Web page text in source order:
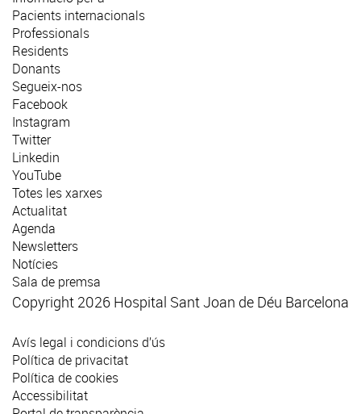
Pacients internacionals
Professionals
Residents
Donants
Segueix-nos
Facebook
Instagram
Twitter
Linkedin
YouTube
Totes les xarxes
Actualitat
Agenda
Newsletters
Notícies
Sala de premsa
Copyright 2026 Hospital Sant Joan de Déu Barcelona
Avís legal i condicions d’ús
Política de privacitat
Política de cookies
Accessibilitat